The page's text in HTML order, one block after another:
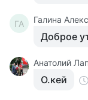
ГА Галина
Доброе
Анатолий
О.кей